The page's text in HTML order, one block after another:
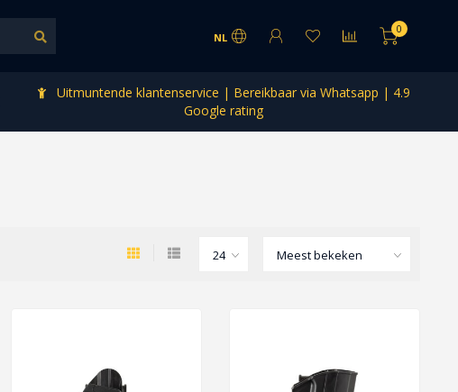
NL
0
Uitmuntende klantenservice | Bereikbaar via Whatsapp | 4.9
Google rating